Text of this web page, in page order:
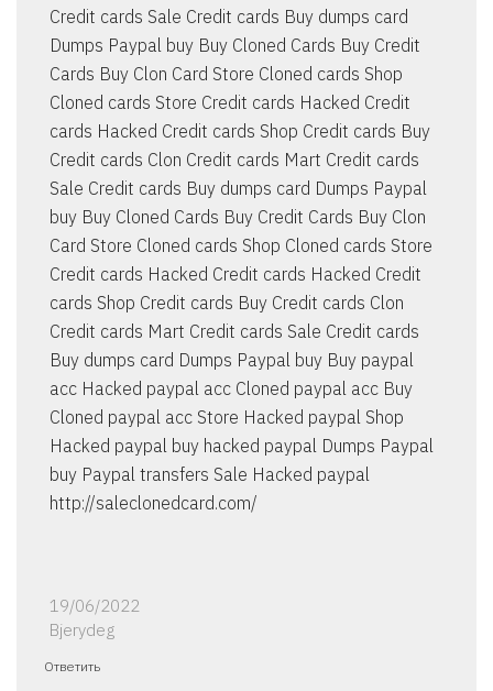
Credit cards Sale Credit cards Buy dumps card
Dumps Paypal buy Buy Cloned Cards Buy Credit
Cards Buy Clon Card Store Cloned cards Shop
Cloned cards Store Credit cards Hacked Credit
cards Hacked Credit cards Shop Credit cards Buy
Credit cards Clon Credit cards Mart Credit cards
Sale Credit cards Buy dumps card Dumps Paypal
buy Buy Cloned Cards Buy Credit Cards Buy Clon
Card Store Cloned cards Shop Cloned cards Store
Credit cards Hacked Credit cards Hacked Credit
cards Shop Credit cards Buy Credit cards Clon
Credit cards Mart Credit cards Sale Credit cards
Buy dumps card Dumps Paypal buy Buy paypal
acc Hacked paypal acc Cloned paypal acc Buy
Cloned paypal acc Store Hacked paypal Shop
Hacked paypal buy hacked paypal Dumps Paypal
buy Paypal transfers Sale Hacked paypal
http://saleclonedcard.com/
19/06/2022
Bjerydeg
Ответить